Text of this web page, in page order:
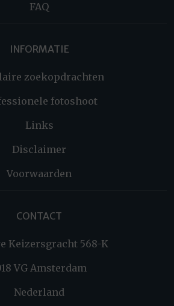
FAQ
INFORMATIE
zoekopdrachten
fotoshoot
Links
Disclaimer
Voorwaarden
CONTACT
Keizersgracht 568-K
VG Amsterdam
Nederland